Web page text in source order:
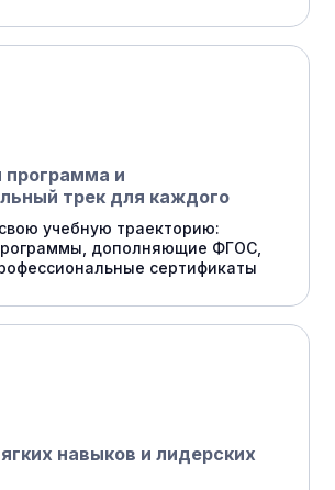
и
трек для каждого
учебную траекторию:
дополняющие ФГОС,
сертификаты
навыков и лидерских